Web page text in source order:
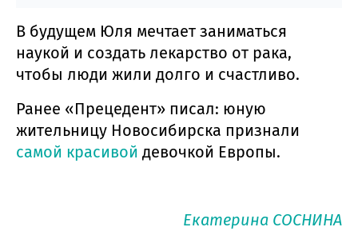
В будущем Юля мечтает заниматься
наукой и создать лекарство от рака,
чтобы люди жили долго и счастливо.
Ранее «Прецедент» писал: юную
жительницу Новосибирска признали
самой красивой девочкой Европы.
Екатерина СОСНИНА